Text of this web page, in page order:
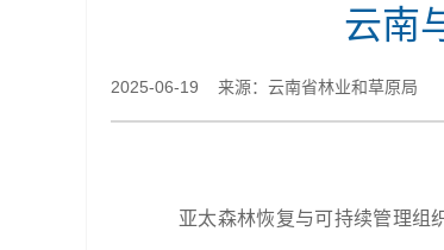
云南
2025-06-19 来源：云南省林业和草原局
亚太森林恢复与可持续管理组